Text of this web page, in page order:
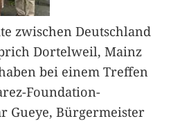
zwischen Deutschland
Dortelweil, Mainz
bei einem Treffen
Foundation-
Gueye, Bürgermeister